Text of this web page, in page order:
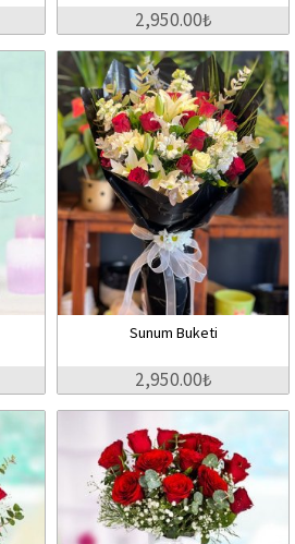
2,950.00₺
Sunum Buketi
2,950.00₺